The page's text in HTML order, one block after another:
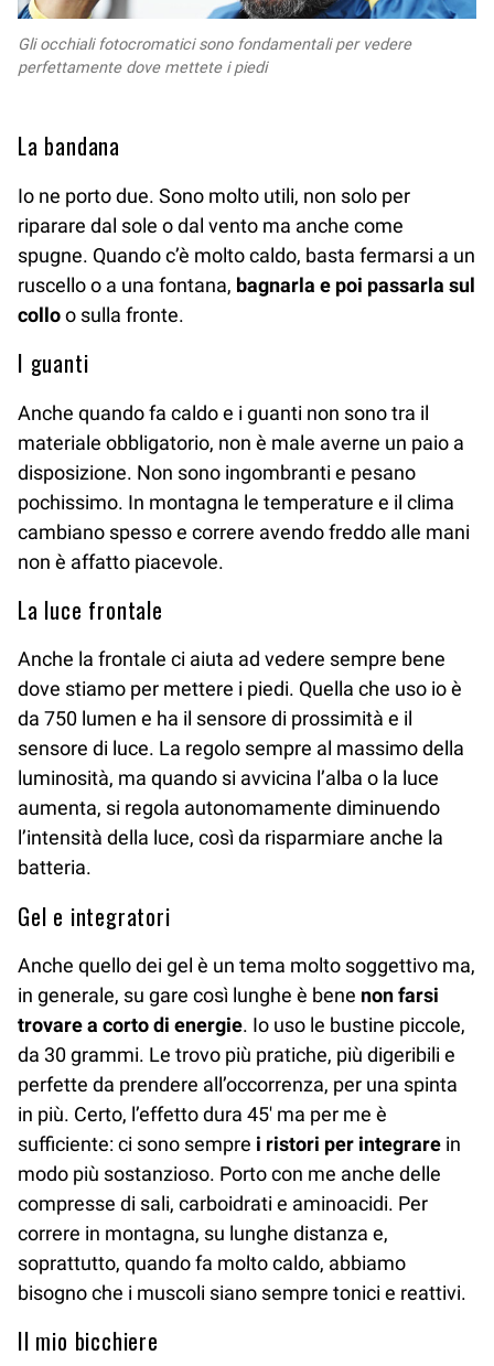
Gli occhiali fotocromatici sono fondamentali per vedere
perfettamente dove mettete i piedi
La bandana
Io ne porto due. Sono molto utili, non solo per
riparare dal sole o dal vento ma anche come
spugne. Quando c’è molto caldo, basta fermarsi a un
ruscello o a una fontana, bagnarla e poi passarla sul
colloo sulla fronte.
I guanti
Anche quando fa caldo e i guanti non sono tra il
materiale obbligatorio, non è male averne un paio a
disposizione. Non sono ingombranti e pesano
pochissimo. In montagna le temperature e il clima
cambiano spesso e correre avendo freddo alle mani
non è affatto piacevole.
La luce frontale
Anche la frontale ci aiuta ad vedere sempre bene
dove stiamo per mettere i piedi. Quella che uso io è
da 750 lumen e ha il sensore di prossimità e il
sensore di luce. La regolo sempre al massimo della
luminosità, ma quando si avvicina l’alba o la luce
aumenta, si regola autonomamente diminuendo
l’intensità della luce, così da risparmiare anche la
batteria.
Gel e integratori
Anche quello dei gel è un tema molto soggettivo ma,
in generale, su gare così lunghe è bene non farsi
trovare a corto di energie. Io uso le bustine piccole,
da 30 grammi. Le trovo più pratiche, più digeribili e
perfette da prendere all’occorrenza, per una spinta
in più. Certo, l’effetto dura 45′ ma per me è
sufficiente: ci sono sempre i ristori per integrare in
modo più sostanzioso. Porto con me anche delle
compresse di sali, carboidrati e aminoacidi. Per
correre in montagna, su lunghe distanza e,
soprattutto, quando fa molto caldo, abbiamo
bisogno che i muscoli siano sempre tonici e reattivi.
Il mio bicchiere